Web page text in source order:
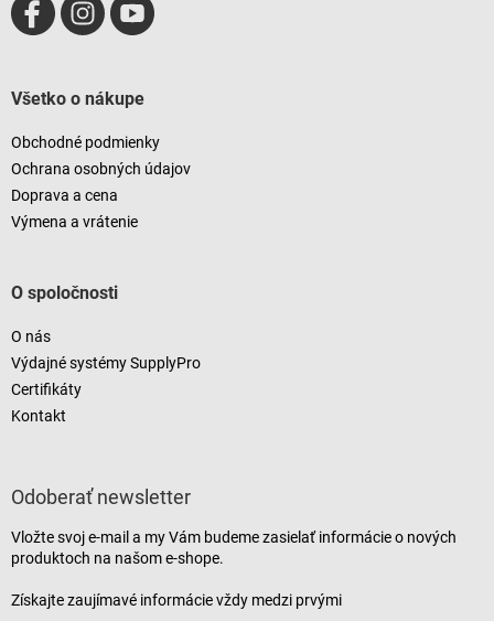
Všetko o nákupe
Obchodné podmienky
Ochrana osobných údajov
Doprava a cena
Výmena a vrátenie
O spoločnosti
O nás
Výdajné systémy SupplyPro
Certifikáty
Kontakt
Odoberať newsletter
Vložte svoj e-mail a my Vám budeme zasielať informácie o nových
produktoch na našom e-shope.